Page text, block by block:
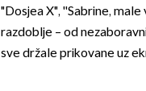
"Dosjea X", ''Sabrine,
razdoblje – od
sve držale prikovane uz